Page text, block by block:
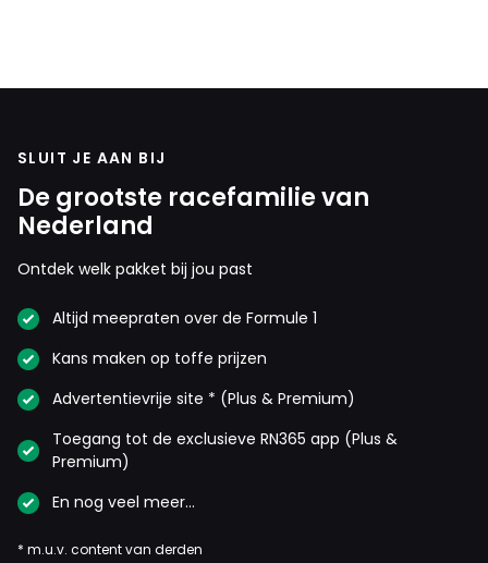
SLUIT JE AAN BIJ
De grootste racefamilie van
Nederland
Ontdek welk pakket bij jou past
Altijd meepraten over de Formule 1
Kans maken op toffe prijzen
Advertentievrije site * (Plus & Premium)
Toegang tot de exclusieve RN365 app (Plus &
Premium)
En nog veel meer…
* m.u.v. content van derden